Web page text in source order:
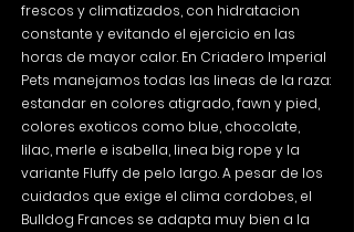
frescos y climatizados, con hidratacion
constante y evitando el ejercicio en las
horas de mayor calor. En Criadero Imperial
Pets manejamos todas las lineas de la raza:
estandar en colores atigrado, fawn y pied,
colores exoticos como blue, chocolate,
lilac, merle e isabella, linea big rope y la
variante Fluffy de pelo largo. A pesar de los
cuidados que exige el clima cordobes, el
Bulldog Frances se adapta muy bien a la